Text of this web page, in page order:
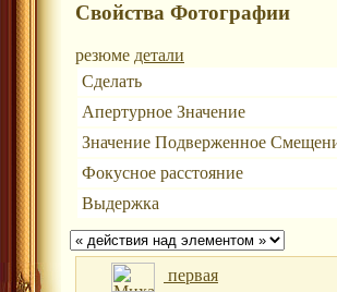
Свойства Фотографии
резюме детали
Сделать
Апертурное Значение
Значение Подверженное
Фокусное расстояние
Выдержка
первая